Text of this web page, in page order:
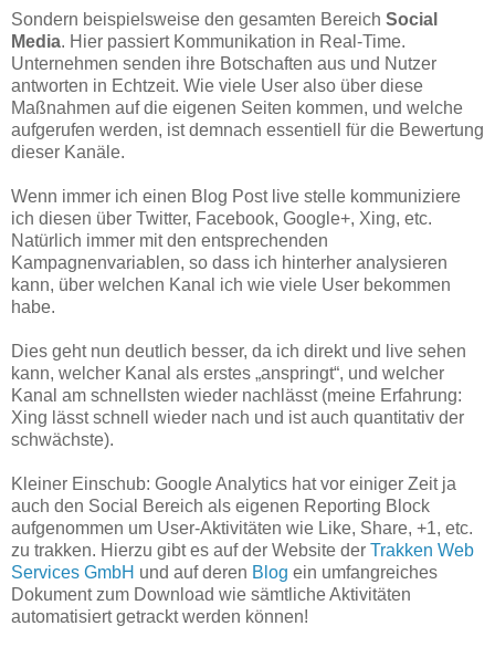
Sondern beispielsweise den gesamten Bereich Social
Media. Hier passiert Kommunikation in Real-Time.
Unternehmen senden ihre Botschaften aus und Nutzer
antworten in Echtzeit. Wie viele User also über diese
Maßnahmen auf die eigenen Seiten kommen, und welche
aufgerufen werden, ist demnach essentiell für die Bewertung
dieser Kanäle.
Wenn immer ich einen Blog Post live stelle kommuniziere
ich diesen über Twitter, Facebook, Google+, Xing, etc.
Natürlich immer mit den entsprechenden
Kampagnenvariablen, so dass ich hinterher analysieren
kann, über welchen Kanal ich wie viele User bekommen
habe.
Dies geht nun deutlich besser, da ich direkt und live sehen
kann, welcher Kanal als erstes „anspringt“, und welcher
Kanal am schnellsten wieder nachlässt (meine Erfahrung:
Xing lässt schnell wieder nach und ist auch quantitativ der
schwächste).
Kleiner Einschub: Google Analytics hat vor einiger Zeit ja
auch den Social Bereich als eigenen Reporting Block
aufgenommen um User-Aktivitäten wie Like, Share, +1, etc.
zu trakken. Hierzu gibt es auf der Website der Trakken Web
Services GmbH und auf deren Blog ein umfangreiches
Dokument zum Download wie sämtliche Aktivitäten
automatisiert getrackt werden können!